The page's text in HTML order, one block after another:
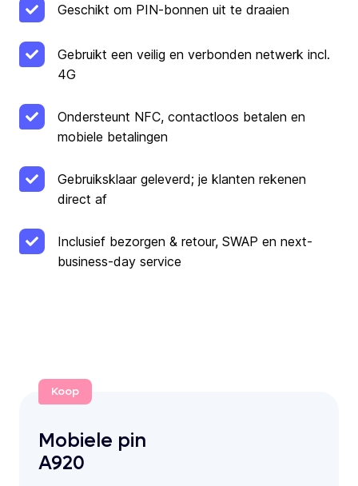
Geschikt om PIN-bonnen uit te draaien
Gebruikt een veilig en verbonden netwerk incl.
4G
Ondersteunt NFC, contactloos betalen en
mobiele betalingen
Gebruiksklaar geleverd; je klanten rekenen
direct af
Inclusief bezorgen & retour, SWAP en next-
business-day service
Koop
Mobiele pin
A920